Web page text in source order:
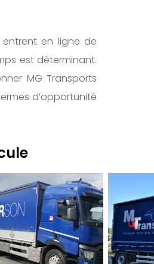
en ligne de
est déterminant.
MG Transports
d’opportunité